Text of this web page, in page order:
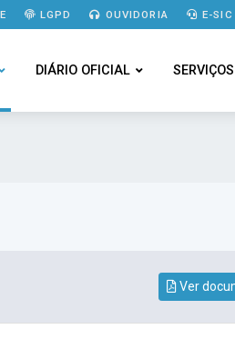
LGPD OUVIDORIA E-SIC
DIÁRIO OFICIAL SERVIÇOS
Ver